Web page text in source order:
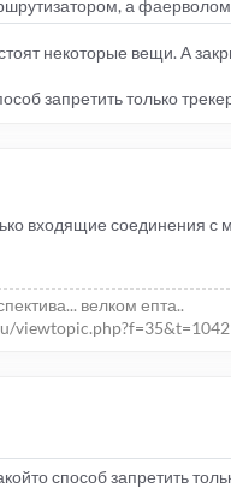
а
некоторые вещи. А
запретить только
входящие соединения с
велком епта..
способ запретить